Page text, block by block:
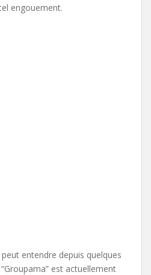
engouement.
peut entendre depuis quelques
est actuellement